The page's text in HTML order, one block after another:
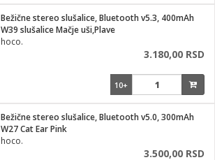
Bežične stereo slušalice, Bluetooth v5.3, 400mAh
W39 slušalice Mačje uši,Plave
hoco.
3.180,00 RSD
10+
Bežične stereo slušalice, Bluetooth v5.0, 300mAh
W27 Cat Ear Pink
hoco.
3.500,00 RSD